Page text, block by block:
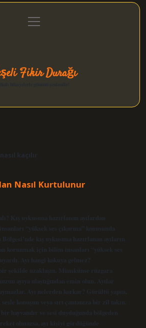
Gizlilik Politikası
menüyü
aç
Fikir Durağı
kaçılır
Nasıl Kurtulunur
Kış uykusuna hazırlanan ayılardan
“yüksek ses çıkarma” konusunda
kış uykusuna hazırlanan ayıların
korunmak için bilim insanları “yüksek ses
Ayı hangi kokuya gelmez?
şekilde uzaklaşın. Mümkünse rüzgara
ayıya ulaştığından emin olun. Ayılar
Ayı nelerden korkar? Gürültü yapın,
konuşun veya sırt çantanıza bir zil takın.
hayvandır ve sesi duyduğunda bölgeden
olmazsa, ayı kişiyi gördüğünde